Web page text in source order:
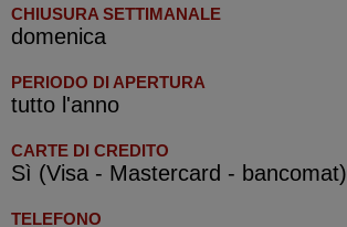
CHIUSURA SETTIMANALE
domenica
PERIODO DI APERTURA
tutto l'anno
CARTE DI CREDITO
Sì (Visa - Mastercard - bancomat)
TELEFONO